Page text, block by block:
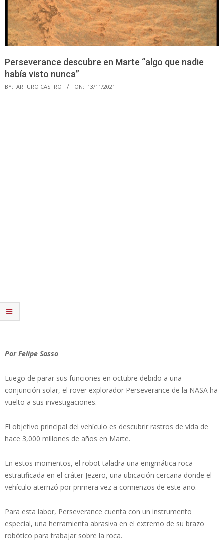
Perseverance descubre en Marte “algo que nadie
había visto nunca”
BY: ARTURO CASTRO ON: 13/11/2021
Por Felipe Sasso
Luego de parar sus funciones en octubre debido a una
conjunción solar, el rover explorador Perseverance de la NASA ha
vuelto a sus investigaciones.
El objetivo principal del vehículo es descubrir rastros de vida de
hace 3,000 millones de años en Marte.
En estos momentos, el robot taladra una enigmática roca
estratificada en el cráter Jezero, una ubicación cercana donde el
vehículo aterrizó por primera vez a comienzos de este año.
Para esta labor, Perseverance cuenta con un instrumento
especial, una herramienta abrasiva en el extremo de su brazo
robótico para trabajar sobre la roca.